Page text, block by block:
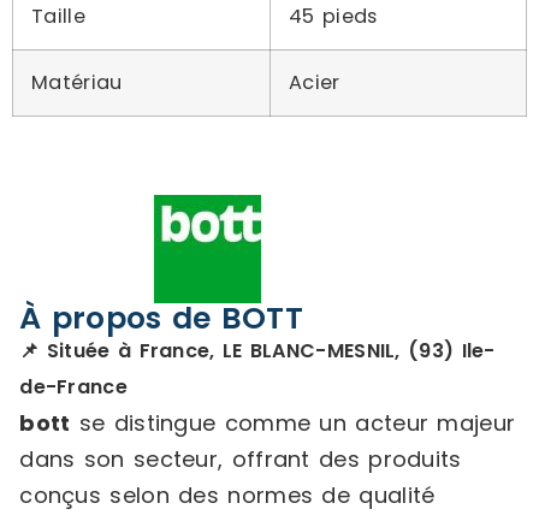
Taille 45 pieds
Matériau Acier
À propos de BOTT
📌 Située à France, LE BLANC-MESNIL, (93) Ile-
de-France
bott se distingue comme un acteur majeur
dans son secteur, offrant des produits
conçus selon des normes de qualité